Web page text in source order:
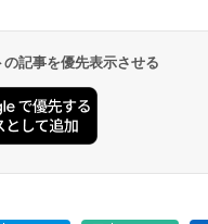
記事を優先表示させる